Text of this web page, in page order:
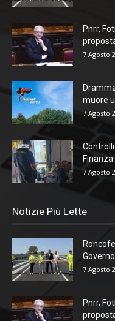
Pnrr,
7 Agosto
muore
7 Agosto
Finanza
7 Agosto
Notizie Più Lette
7 Agosto
Pnrr,